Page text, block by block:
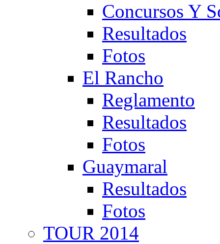
Concursos Y
Resultados
Fotos
El Rancho
Reglamento
Resultados
Fotos
Guaymaral
Resultados
Fotos
TOUR 2014